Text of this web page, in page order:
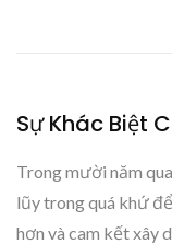
Sự Khác Biệt
Trong mười năm
lũy trong quá khứ
hơn và cam kết xây